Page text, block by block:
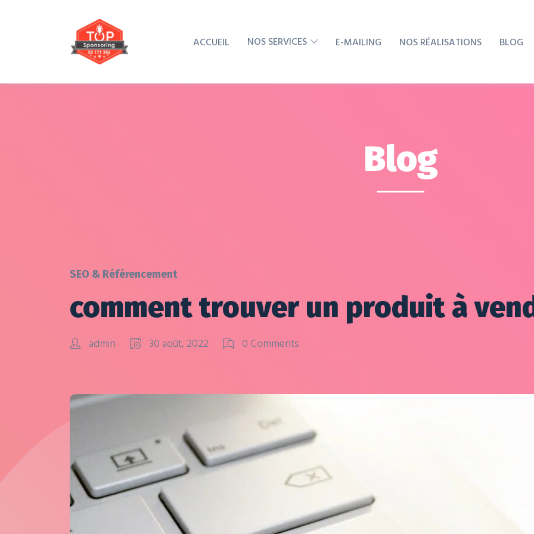
ACCUEIL NOS SERVICES E-MAILING NOS RÉALISATIONS BLOG
Blog
SEO & Référencement
comment trouver un produit à
admin 30 août, 2022 0 Comments